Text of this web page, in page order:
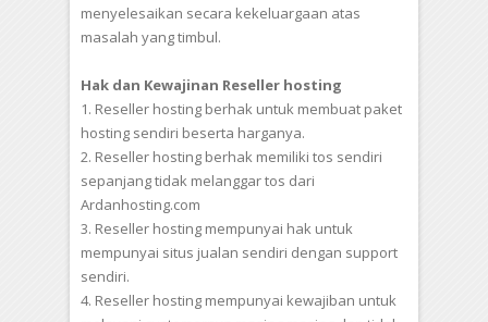
menyelesaikan secara kekeluargaan atas
masalah yang timbul.
Hak dan Kewajinan Reseller hosting
1. Reseller hosting berhak untuk membuat paket
hosting sendiri beserta harganya.
2. Reseller hosting berhak memiliki tos sendiri
sepanjang tidak melanggar tos dari
Ardanhosting.com
3. Reseller hosting mempunyai hak untuk
mempunyai situs jualan sendiri dengan support
sendiri.
4. Reseller hosting mempunyai kewajiban untuk